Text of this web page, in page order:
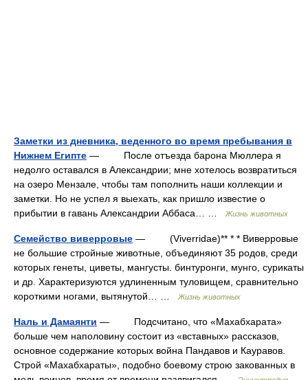
Заметки из дневника, веденного во время пребывания в
Нижнем Египте — После отъезда барона Мюллера я
недолго оставался в Александрии; мне хотелось возвратиться
на озеро Мензале, чтобы там пополнить наши коллекции и
заметки. Но не успел я выехать, как пришло известие о
прибытии в гавань Александрии Аббаса… …
Жизнь животных
Семейство виверровые — (Viverridae)** * * Виверровые
не большие стройные животные, объединяют 35 родов, среди
которых генеты, циветы, мангусты. бинтуронги, мунго, сурикаты
и др. Характеризуются удлиненным туловищем, сравнительно
короткими ногами, вытянутой… …
Жизнь животных
Наль и Дамаянти — Подсчитано, что «Махабхарата»
больше чем наполовину состоит из «вставных» рассказов,
основное содержание которых война Пандавов и Кауравов.
Строй «Махабхараты», подобно боевому строю закованных в